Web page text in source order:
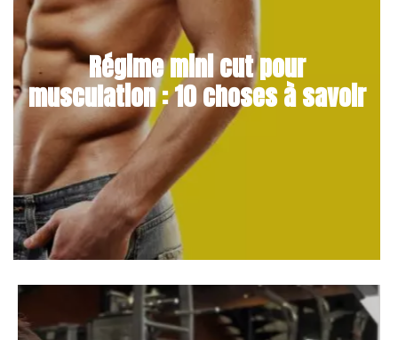
Régime mini cut pour
musculation : 10 choses à savoir